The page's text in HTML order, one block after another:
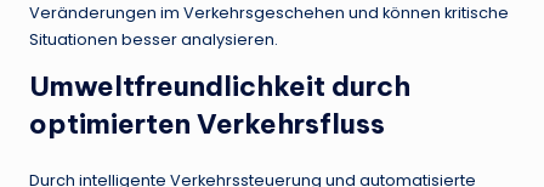
Veränderungen im Verkehrsgeschehen und können kritische
Situationen besser analysieren.
Umweltfreundlichkeit durch
optimierten Verkehrsfluss
Durch intelligente Verkehrssteuerung und automatisierte